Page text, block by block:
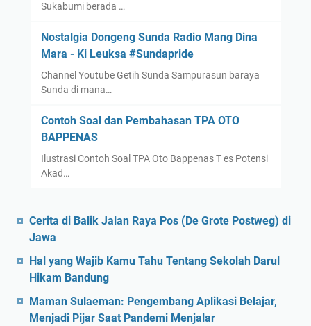
Sukabumi berada …
Nostalgia Dongeng Sunda Radio Mang Dina
Mara - Ki Leuksa #Sundapride
Channel Youtube Getih Sunda Sampurasun baraya
Sunda di mana…
Contoh Soal dan Pembahasan TPA OTO
BAPPENAS
Ilustrasi Contoh Soal TPA Oto Bappenas T es Potensi
Akad…
Cerita di Balik Jalan Raya Pos (De Grote Postweg) di
Jawa
Hal yang Wajib Kamu Tahu Tentang Sekolah Darul
Hikam Bandung
Maman Sulaeman: Pengembang Aplikasi Belajar,
Menjadi Pijar Saat Pandemi Menjalar